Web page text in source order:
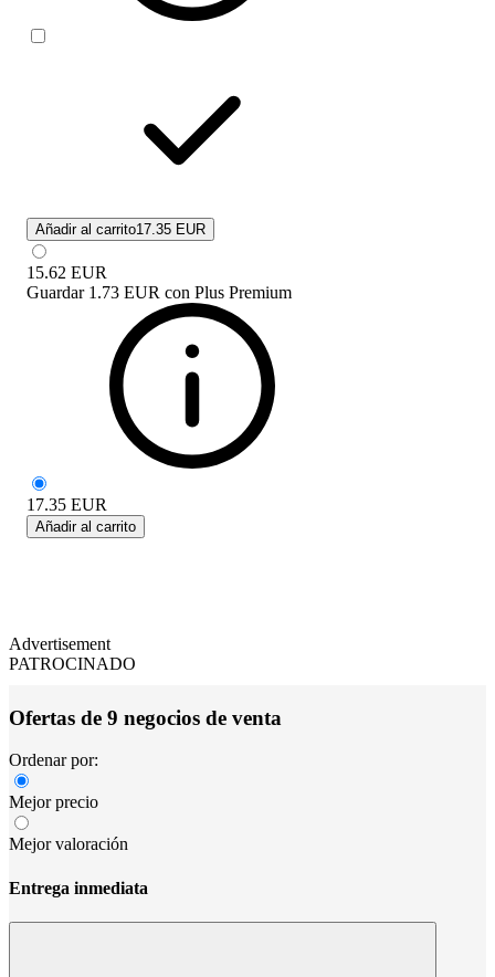
Añadir al carrito17.35 EUR
15.62 EUR
Guardar 1.73 EUR con Plus Premium
17.35 EUR
Añadir al carrito
Advertisement
PATROCINADO
Ofertas de 9 negocios de venta
Ordenar por:
Mejor precio
Mejor valoración
Entrega inmediata